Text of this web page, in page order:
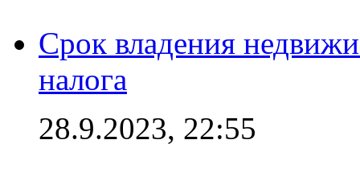
Срок владения
налога
28.9.2023, 22:55